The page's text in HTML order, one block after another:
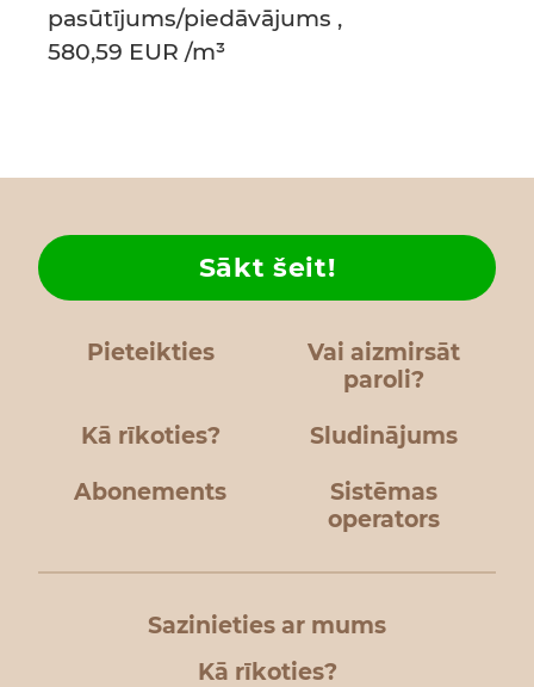
pasūtījums/piedāvājums ,
580,59 EUR /m³
Pieteikties
Vai aizmirsāt
paroli?
Kā rīkoties?
Sākt šeit!
Sludinājums
Abonements
Sistēmas
operators
Sazinieties ar mums
Kā rīkoties?